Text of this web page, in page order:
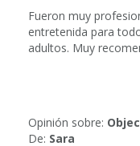
Fueron muy
entretenida para
adultos. Muy
Opinión sobre:
De: Sara